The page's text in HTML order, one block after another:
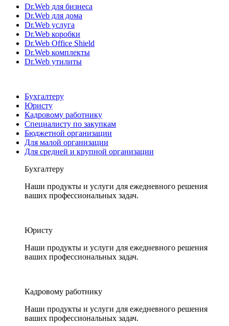
Dr.Web для бизнеса
Dr.Web для дома
Dr.Web услуга
Dr.Web коробки
Dr.Web Office Shield
Dr.Web комплекты
Dr.Web утилиты
Бухгалтеру
Юристу
Кадровому работнику
Специалисту по закупкам
Бюджетной организации
Для малой организации
Для средней и крупной организации
Бухгалтеру
Наши продукты и услуги для ежедневного решения
ваших профессиональных задач.
Юристу
Наши продукты и услуги для ежедневного решения
ваших профессиональных задач.
Кадровому работнику
Наши продукты и услуги для ежедневного решения
ваших профессиональных задач.